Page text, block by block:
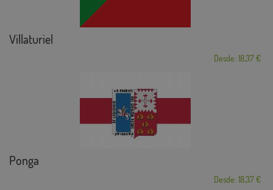
Villaturiel
Desde: 18,37 €
Ponga
Desde: 18,37 €